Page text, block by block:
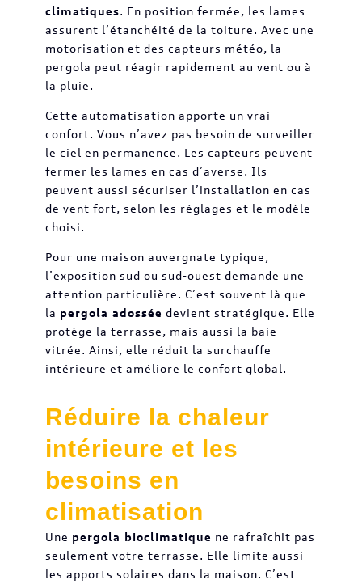
climatiques. En position fermée, les lames
assurent l’étanchéité de la toiture. Avec une
motorisation et des capteurs météo, la
pergola peut réagir rapidement au vent ou à
la pluie.
Cette automatisation apporte un vrai
confort. Vous n’avez pas besoin de surveiller
le ciel en permanence. Les capteurs peuvent
fermer les lames en cas d’averse. Ils
peuvent aussi sécuriser l’installation en cas
de vent fort, selon les réglages et le modèle
choisi.
Pour une maison auvergnate typique,
l’exposition sud ou sud-ouest demande une
attention particulière. C’est souvent là que
la pergola adossée devient stratégique. Elle
protège la terrasse, mais aussi la baie
vitrée. Ainsi, elle réduit la surchauffe
intérieure et améliore le confort global.
Réduire la chaleur
intérieure et les
besoins en
climatisation
Une pergola bioclimatique ne rafraîchit pas
seulement votre terrasse. Elle limite aussi
les apports solaires dans la maison. C’est